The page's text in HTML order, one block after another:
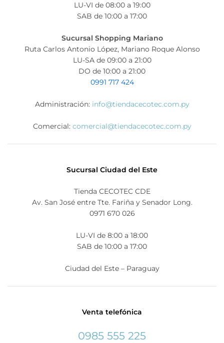
LU-VI de 08:00 a 19:00
SAB de 10:00 a 17:00
Sucursal Shopping Mariano
Ruta Carlos Antonio López, Mariano Roque Alonso
LU-SA de 09:00 a 21:00
DO de 10:00 a 21:00
0991 717 424
Administración: info@tiendacecotec.com.py
Comercial: comercial@tiendacecotec.com.py
Sucursal Ciudad del Este
Tienda CECOTEC CDE
Av. San José entre Tte. Fariña y Senador Long.
0971 670 026
LU-VI de 8:00 a 18:00
SAB de 10:00 a 17:00
Ciudad del Este – Paraguay
Venta telefónica
0985 555 225